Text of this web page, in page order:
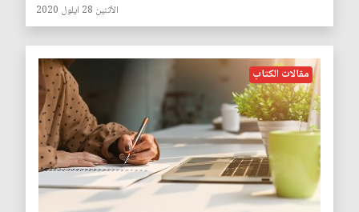
الأثنين 28 ايلول 2020
مقالات الكتاب